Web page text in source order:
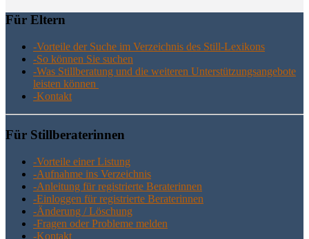
Für Eltern
-Vor­tei­le der Suche im Ver­zeich­nis des Still-Lexikons
-So kön­nen Sie suchen
-Was Still­be­ra­tung und die wei­te­ren Unter­stüt­zungs­an­ge­bo­te
leis­ten können
-Kon­takt
Für Still­be­ra­te­rin­nen
-Vor­tei­le einer Listung
-Auf­nah­me ins Verzeichnis
-Anlei­tung für regis­trier­te Beraterinnen
-Ein­log­gen für regis­trier­te Beraterinnen
-Ände­rung / Löschung
-Fra­gen oder Pro­ble­me melden
-Kon­takt